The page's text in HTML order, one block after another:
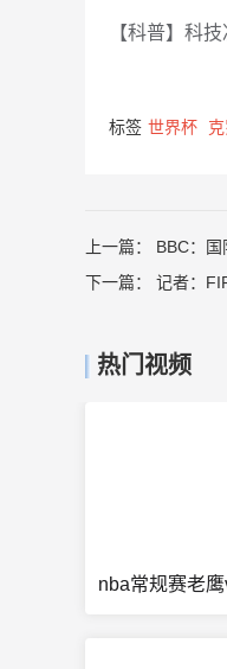
【科普】科
标签 世界杯
上一篇： BBC：
下一篇： 记者：
热门视频
nba常规赛老